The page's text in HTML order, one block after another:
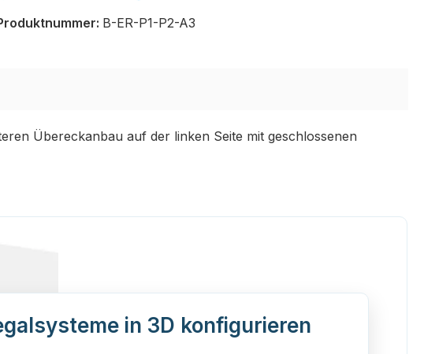
B-ER-P1-P2-A3
Übereckanbau auf der linken Seite mit geschlossenen
in 3D konfigurieren